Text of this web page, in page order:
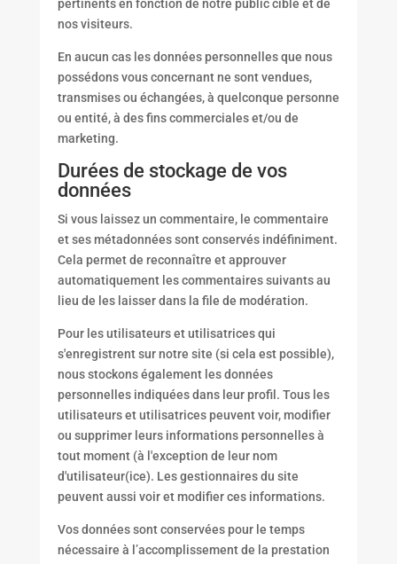
pertinents en fonction de notre public cible et de
nos visiteurs.
En aucun cas les données personnelles que nous
possédons vous concernant ne sont vendues,
transmises ou échangées, à quelconque personne
ou entité, à des fins commerciales et/ou de
marketing.
Durées de stockage de vos
données
Si vous laissez un commentaire, le commentaire
et ses métadonnées sont conservés indéfiniment.
Cela permet de reconnaître et approuver
automatiquement les commentaires suivants au
lieu de les laisser dans la file de modération.
Pour les utilisateurs et utilisatrices qui
s'enregistrent sur notre site (si cela est possible),
nous stockons également les données
personnelles indiquées dans leur profil. Tous les
utilisateurs et utilisatrices peuvent voir, modifier
ou supprimer leurs informations personnelles à
tout moment (à l'exception de leur nom
d'utilisateur(ice). Les gestionnaires du site
peuvent aussi voir et modifier ces informations.
Vos données sont conservées pour le temps
nécessaire à l’accomplissement de la prestation